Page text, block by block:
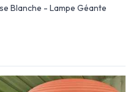
Blanche - Lampe Géante